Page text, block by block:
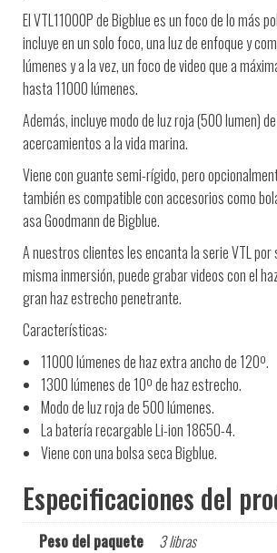
El VTL11000P de Bigblue es un foco de lo más
incluye en un solo foco, una luz de enfoque y
lúmenes y a la vez, un foco de video que a
hasta 11000 lúmenes.
Además, incluye modo de luz roja (500 lumen)
acercamientos a la vida marina.
Viene con guante semi-rígido, pero
también es compatible con accesorios como
asa Goodmann de Bigblue.
A nuestros clientes les encanta la serie VTL por
misma inmersión, puede grabar videos con el
gran haz estrecho penetrante.
Características:
11000 lúmenes de haz extra ancho de 120º.
1300 lúmenes de 10º de haz estrecho.
Modo de luz roja de 500 lúmenes.
La batería recargable Li-ion 18650-4.
Viene con una bolsa seca Bigblue.
Especificaciones del
Peso del paquete
3 libras